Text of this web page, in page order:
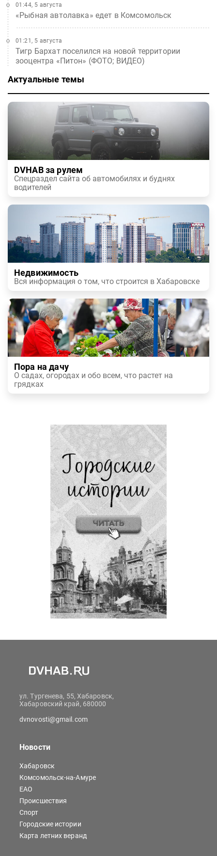
«Рыбная автолавка» едет в Комсомольск
01:44, 5 августа
Тигр Бархат поселился на новой территории
зооцентра «Питон» (ФОТО; ВИДЕО)
01:21, 5 августа
Актуальные темы
DVHAB за рулем
Спецраздел сайта об автомобилях и буднях
водителей
Недвижимость
Вся информация о том, что строится в Хабаровске
Пора на дачу
О садах, огородах и обо всем, что растет на
грядках
ул. Тургенева, 55, Хабаровск,
Хабаровский край, 680000
dvnovosti@gmail.com
Новости
Хабаровск
Комсомольск-на-Амуре
ЕАО
Происшествия
Спорт
Городские истории
Карта летних веранд